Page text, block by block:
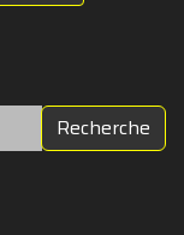
Recherche